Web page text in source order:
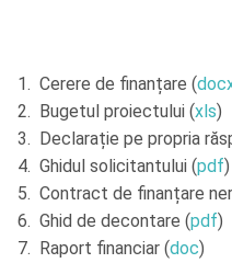
1. Cerere de finanțare (
2. Bugetul proiectului (xls)
3. Declarație pe propria
4. Ghidul solicitantului (pdf)
5. Contract de finanțare
6. Ghid de decontare (pdf)
7. Raport financiar (doc)